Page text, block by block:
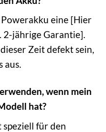
eine [Hier
2-jährige Garantie].
Zeit defekt sein,
aus.
wenn mein
hat?
für den